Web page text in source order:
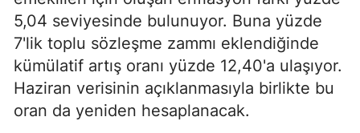
5,04 seviyesinde bulunuyor. Buna yüzde
7'lik toplu sözleşme zammı eklendiğinde
kümülatif artış oranı yüzde 12,40'a ulaşıyor.
Haziran verisinin açıklanmasıyla birlikte bu
oran da yeniden hesaplanacak.